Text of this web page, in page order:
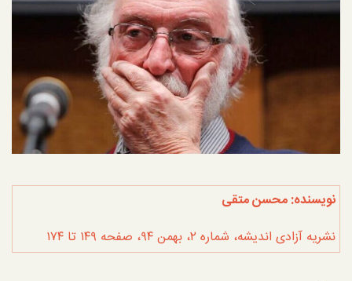
نویسنده: محسن متقی
نشریه آزادی اندیشه، شماره ۲، بهمن ۹۴، صفحه ۱۴۹ تا ۱۷۴